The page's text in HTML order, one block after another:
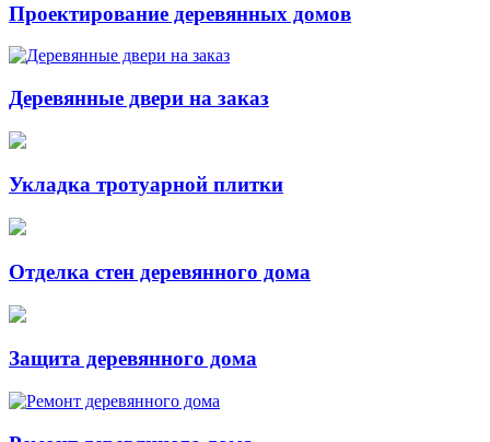
Проектирование деревянных домов
Деревянные двери на заказ
Укладка тротуарной плитки
Отделка стен деревянного дома
Защита деревянного дома